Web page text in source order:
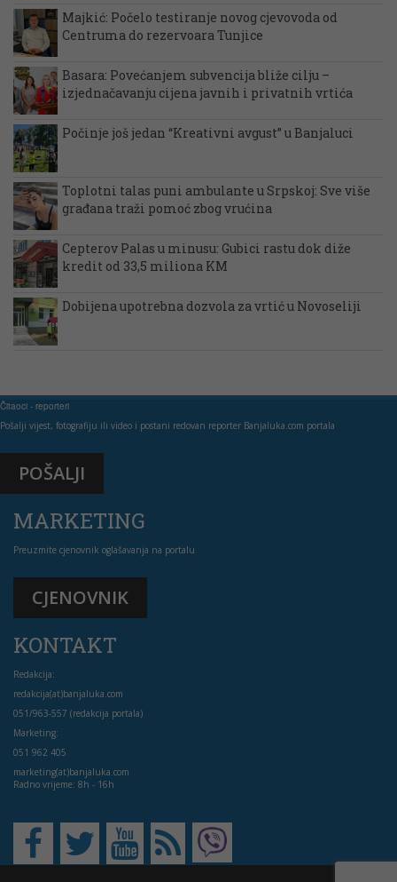
Majkić: Počelo testiranje novog cjevovoda od
Centruma do rezervoara Tunjice
Basara: Povećanjem subvencija bliže cilju –
izjednačavanju cijena javnih i privatnih vrtića
Počinje još jedan “Kreativni avgust” u Banjaluci
Toplotni talas puni ambulante u Srpskoj: Sve više
građana traži pomoć zbog vrućina
Cepterov Palas u minusu: Gubici rastu dok diže
kredit od 33,5 miliona KM
Dobijena upotrebna dozvola za vrtić u Novoseliji
Čitaoci - reporteri
Pošalji vijest, fotografiju ili video i postani redovan reporter Banjaluka.com portala
POŠALJI
MARKETING
Preuzmite cjenovnik oglašavanja na portalu
CJENOVNIK
KONTAKT
Redakcija:
redakcija(at)banjaluka.com
051/963-557 (redakcija portala)
Marketing:
051 962 405
marketing(at)banjaluka.com
Radno vrijeme: 8h - 16h